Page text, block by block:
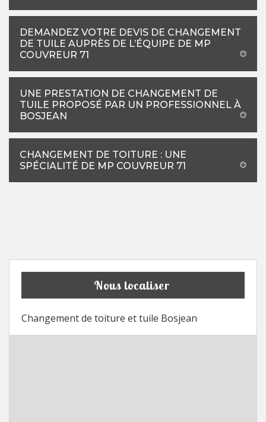
DEMANDEZ VOTRE DEVIS DE CHANGEMENT
DE TUILE AUPRÈS DE L’ÉQUIPE DE MP
COUVREUR 71
UNE PRESTATION DE CHANGEMENT DE
TUILE PROPOSÉ PAR UN PROFESSIONNEL À
BOSJEAN
CHANGEMENT DE TOITURE : UNE
SPÉCIALITÉ DE MP COUVREUR 71
Nous localiser
Changement de toiture et tuile Bosjean